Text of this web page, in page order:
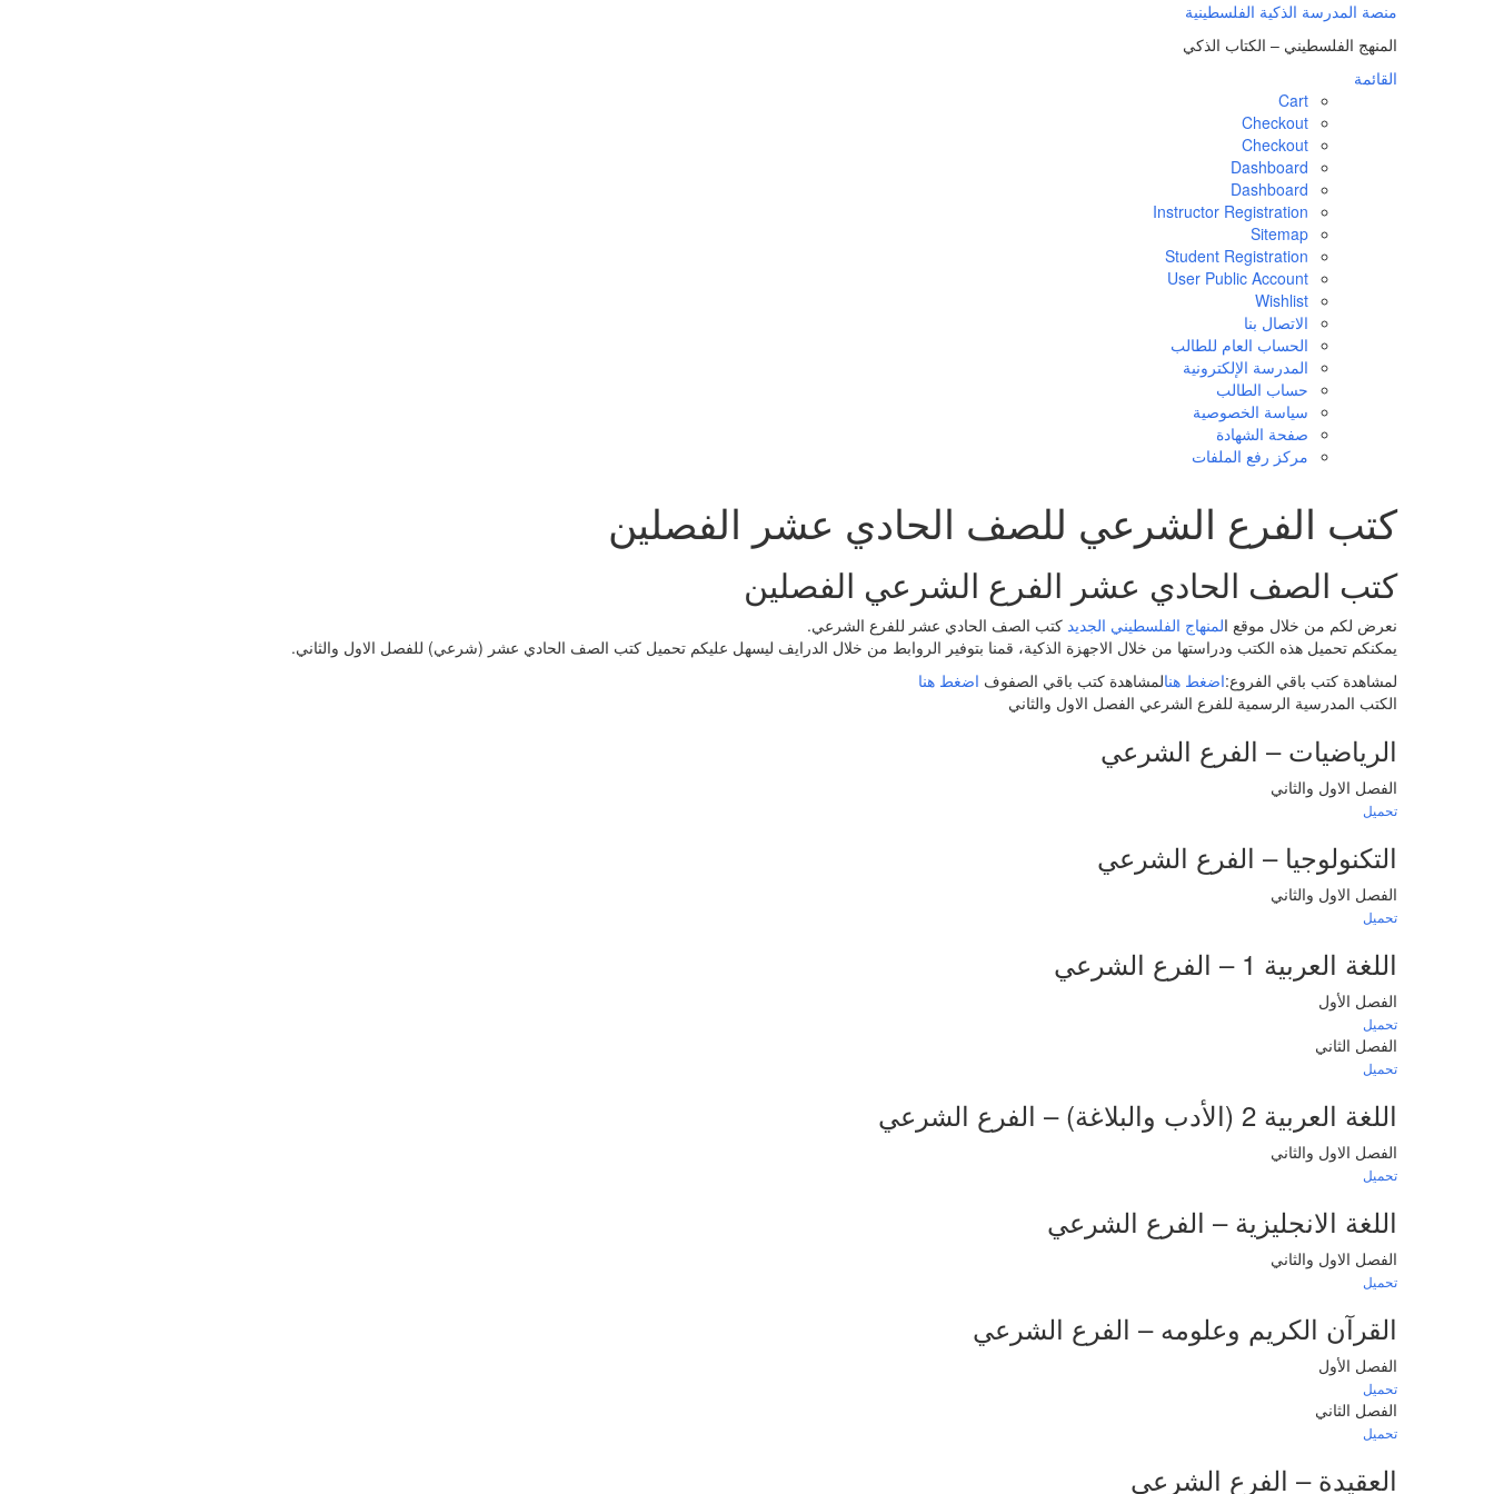
منصة المدرسة الذكية الفلسطينية
المنهج الفلسطيني – الكتاب الذكي
القائمة
Cart
Checkout
Checkout
Dashboard
Dashboard
Instructor Registration
Sitemap
Student Registration
User Public Account
Wishlist
الاتصال بنا
الحساب العام للطالب
المدرسة الإلكترونية
حساب الطالب
سياسة الخصوصية
صفحة الشهادة
مركز رفع الملفات
كتب الفرع الشرعي للصف الحادي عشر الفصلين
كتب الصف الحادي عشر الفرع الشرعي الفصلين
نعرض لكم من خلال موقع المنهاج الفلسطيني الجديد كتب الصف الحادي عشر للفرع الشرعي.
يمكنكم تحميل هذه الكتب ودراستها من خلال الاجهزة الذكية، قمنا بتوفير الروابط من خلال الدرايف ليسهل عليكم تحميل كتب الصف الحادي عشر (شرعي) للفصل الاول والثاني.
لمشاهدة كتب باقي الفروع:اضغط هنالمشاهدة كتب باقي الصفوف اضغط هنا
الكتب المدرسية الرسمية للفرع الشرعي الفصل الاول والثاني
الرياضيات – الفرع الشرعي
الفصل الاول والثاني
تحميل
التكنولوجيا – الفرع الشرعي
الفصل الاول والثاني
تحميل
اللغة العربية 1 – الفرع الشرعي
الفصل الأول
تحميل
الفصل الثاني
تحميل
اللغة العربية 2 (الأدب والبلاغة) – الفرع الشرعي
الفصل الاول والثاني
تحميل
اللغة الانجليزية – الفرع الشرعي
الفصل الاول والثاني
تحميل
القرآن الكريم وعلومه – الفرع الشرعي
الفصل الأول
تحميل
الفصل الثاني
تحميل
العقيدة – الفرع الشرعي